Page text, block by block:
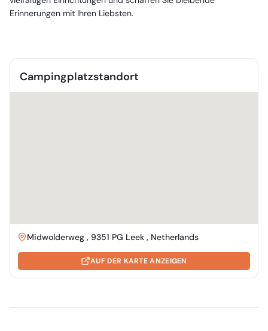
Erinnerungen mit Ihren Liebsten.
Campingplatzstandort
Midwolderweg , 9351 PG Leek , Netherlands
AUF DER KARTE ANZEIGEN